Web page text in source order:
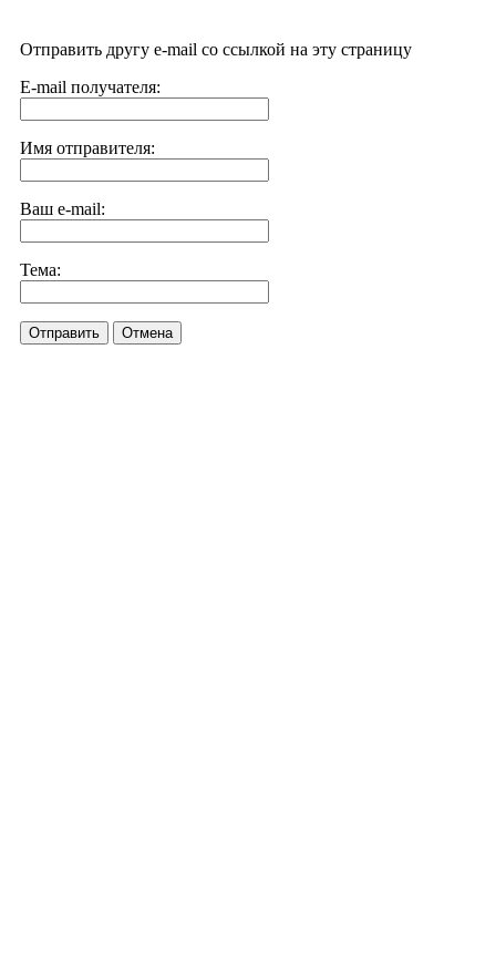
Отправить другу e-mail со ссылкой на эту страницу
E-mail получателя:
Имя отправителя:
Ваш e-mail:
Тема:
Отправить Отмена